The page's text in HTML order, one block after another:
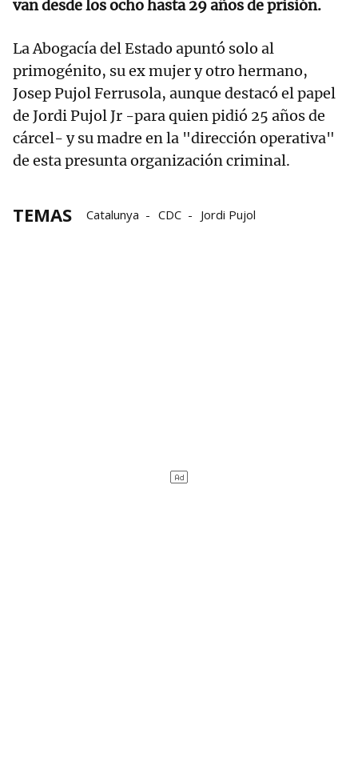
van desde los ocho hasta 29 años de prisión.
La Abogacía del Estado apuntó solo al
primogénito, su ex mujer y otro hermano,
Josep Pujol Ferrusola, aunque destacó el papel
de Jordi Pujol Jr -para quien pidió 25 años de
cárcel- y su madre en la "dirección operativa"
de esta presunta organización criminal.
TEMAS Catalunya CDC Jordi Pujol